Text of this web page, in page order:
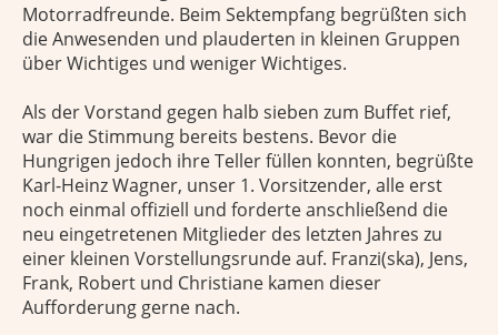
Motorradfreunde. Beim Sektempfang begrüßten sich
die Anwesenden und plauderten in kleinen Gruppen
über Wichtiges und weniger Wichtiges.
Als der Vorstand gegen halb sieben zum Buffet rief,
war die Stimmung bereits bestens. Bevor die
Hungrigen jedoch ihre Teller füllen konnten, begrüßte
Karl-Heinz Wagner, unser 1. Vorsitzender, alle erst
noch einmal offiziell und forderte anschließend die
neu eingetretenen Mitglieder des letzten Jahres zu
einer kleinen Vorstellungsrunde auf. Franzi(ska), Jens,
Frank, Robert und Christiane kamen dieser
Aufforderung gerne nach.